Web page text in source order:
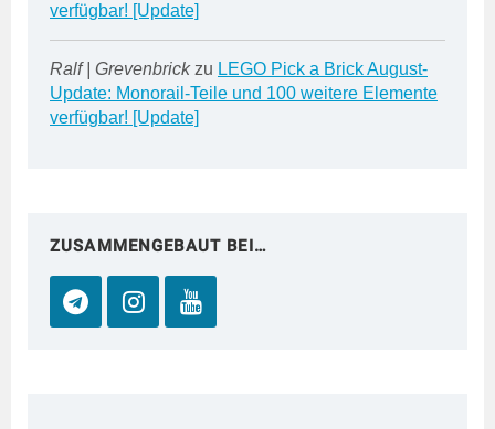
verfügbar! [Update]
Ralf | Grevenbrickzu LEGO Pick a Brick August-
Update: Monorail-Teile und 100 weitere Elemente
verfügbar! [Update]
ZUSAMMENGEBAUT BEI…